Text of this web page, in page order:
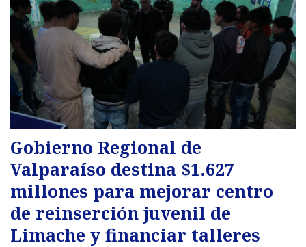
Gobierno Regional de
Valparaíso destina $1.627
millones para mejorar centro
de reinserción juvenil de
Limache y financiar talleres